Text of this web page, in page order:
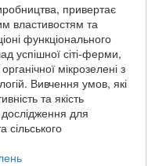
привертає
властивостям та
функціонального
успішної сіті-ферми,
мікрозелені з
Вивчення умов, які
та якість
для
сільського